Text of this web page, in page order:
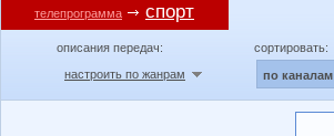
телепрограмма спорт
описания передач:
настроить по жанрам
сортировать:
по каналам